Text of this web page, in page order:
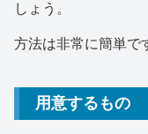
しょう。
方法は非常に簡単で
用意するもの